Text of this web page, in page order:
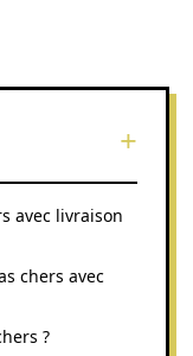
avec livraison
chers avec
?